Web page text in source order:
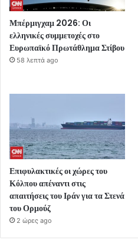
Μπέρμιγχαμ 2026: Οι
ελληνικές συμμετοχές στο
Ευρωπαϊκό Πρωτάθλημα Στίβου
58 λεπτά ago
Επιφυλακτικές οι χώρες του
Κόλπου απέναντι στις
απαιτήσεις του Ιράν για τα Στενά
του Ορμούζ
2 ώρες ago